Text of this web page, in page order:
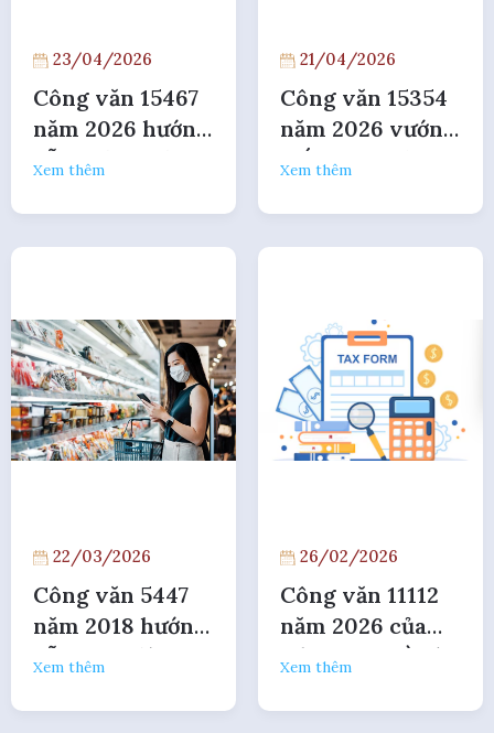
23/04/2026
Công văn 15467
năm 2026 hướng
dẫn thủ tục ủy
Xem thêm
21/04/2026
Công văn 15354
năm 2026 vướng
mắc ghi nhãn
khẩu
Xem thêm
22/03/2026
Công văn 5447
năm 2018 hướng
dẫn hoạt động
do tổ chức kinh
Xem thêm
26/02/2026
Công văn 11112
năm 2026 của
Hải Quan về xác
Xem thêm